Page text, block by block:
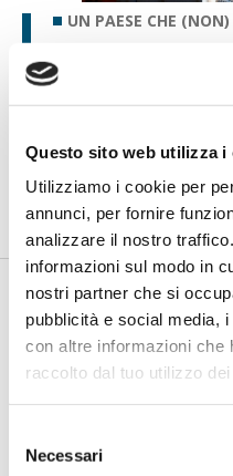
Questo sito web utilizza i
Utilizziamo i cookie per
annunci, per fornire
analizzare il nostro
informazioni sul modo in
nostri partner che si
pubblicità e social media,
con altre informazioni che
raccolto dal tuo utilizzo
delNecessari
UN PAESE CHE
Papa (BPER
cambiamento
una nuova
di Flavio Padovan,
popolazione non è